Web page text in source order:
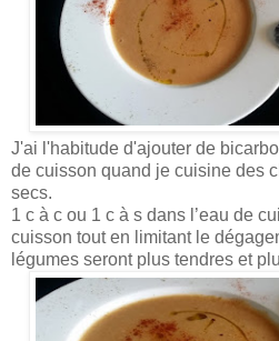
J'ai l'habitude d'ajouter de
de cuisson quand je cuisine des
secs.
1 c à c ou 1 c à s dans l’eau de
cuisson tout en limitant le
légumes seront plus tendres et